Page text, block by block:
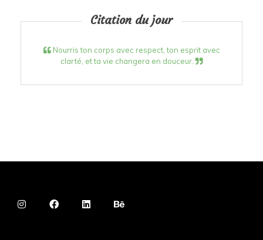
Citation du jour
Nourris ton corps avec respect, ton esprit avec
clarté, et ta vie changera en douceur.